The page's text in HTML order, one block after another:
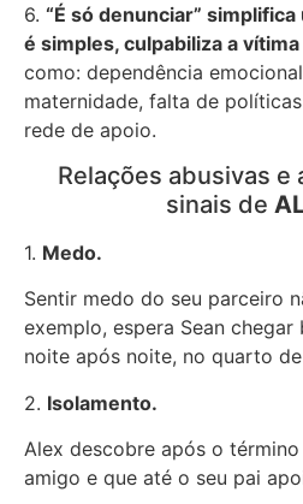
6. “É só denunciar”
é simples, culpabiliza a
como: dependência
maternidade, falta de
rede de apoio.
Relações abusivas e
sinais de
1. Medo.
Sentir medo do seu parceiro
exemplo, espera Sean chegar
noite após noite, no quarto
2. Isolamento.
Alex descobre após o
amigo e que até o seu pai